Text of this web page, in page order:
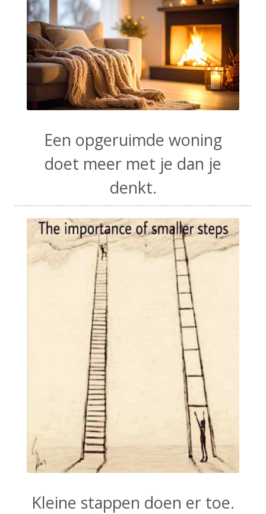
Een opgeruimde woning
doet meer met je dan je
denkt.
Kleine stappen doen er toe.